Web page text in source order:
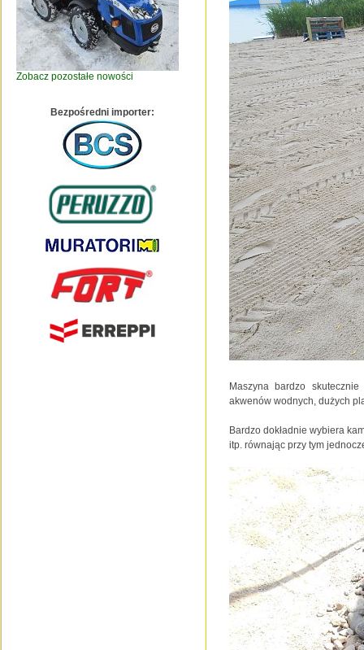
Zobacz pozostałe nowości
Bezpośredni importer:
Maszyna bardzo
akwenów wodnych, dużych
Bardzo dokładnie wybiera
itp. równając przy tym